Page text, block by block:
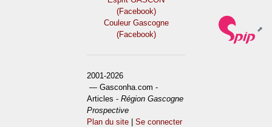
(Facebook)
Couleur Gascogne
(Facebook)
2001-2026
— Gasconha.com -
Articles -Région Gascogne
Prospective
Plan du site |Se connecter